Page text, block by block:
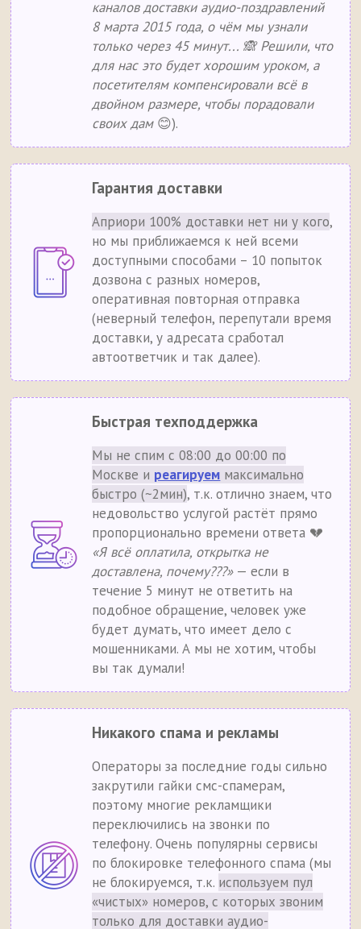
каналов доставки аудио-поздравлений
8 марта 2015 года, о чём мы узнали
только через 45 минут... 🙈 Решили, что
для нас это будет хорошим уроком, а
посетителям компенсировали всё в
двойном размере, чтобы порадовали
своих дам😊).
Гарантия доставки
Априори 100% доставки нет ни у кого,
но мы приближаемся к ней всеми
доступными способами – 10 попыток
дозвона с разных номеров,
оперативная повторная отправка
(неверный телефон, перепутали время
доставки, у адресата сработал
автоответчик и так далее).
Быстрая техподдержка
Мы не спим с 08:00 до 00:00 по
Москве и реагируем максимально
быстро (~2мин), т.к. отлично знаем, что
недовольство услугой растёт прямо
пропорционально времени ответа 💔
«Я всё оплатила, открытка не
доставлена, почему???»— если в
течение 5 минут не ответить на
подобное обращение, человек уже
будет думать, что имеет дело с
мошенниками. А мы не хотим, чтобы
вы так думали!
Никакого спама и рекламы
Операторы за последние годы сильно
закрутили гайки смс-спамерам,
поэтому многие рекламщики
переключились на звонки по
телефону. Очень популярны сервисы
по блокировке телефонного спама (мы
не блокируемся, т.к. используем пул
«чистых» номеров, с которых звоним
только для доставки аудио-